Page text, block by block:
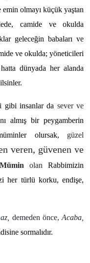
olmayı küçük yaştan
camide ve okulda
geleceğin babaları ve
ve okulda; yöneticileri
dünyada her alanda
gibi insanlar da sever ve
almış bir peygamberin
olursak, güzel
veren, güvenen ve
olanRabbimizin
her türlü korku, endişe,
demeden önce,Acaba,
sormalıdır.